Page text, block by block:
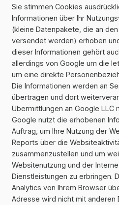
Sie stimmen Cookies
Informationen über Ihr
(kleine Datenpakete, die an
versendet werden) erhoben
dieser Informationen gehört
allerdings von Google um die
um eine direkte
Die Informationen werden an
übertragen und dort
Übermittlungen an Google LLC
Google nutzt die erhobenen
Auftrag, um Ihre Nutzung der
Reports über die
zusammenzustellen und um
Websitenutzung und der
Dienstleistungen zu erbringen.
Analytics von Ihrem Browser
Adresse wird nicht mit anderen